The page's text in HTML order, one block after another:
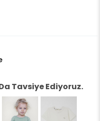
Tavsiye Ediyoruz.